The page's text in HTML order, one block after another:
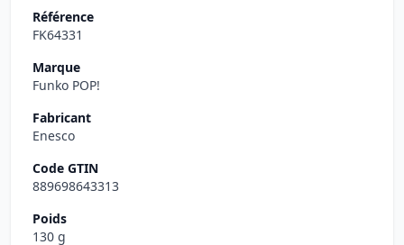
Référence
FK64331
Marque
Funko POP!
Fabricant
Enesco
Code GTIN
889698643313
Poids
130 g